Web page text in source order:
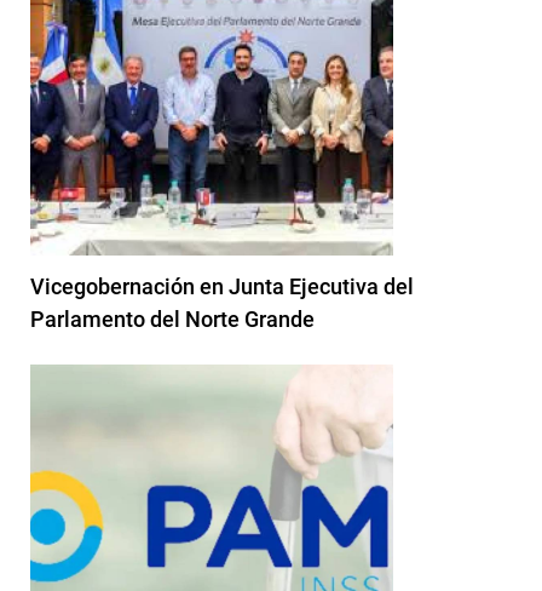
Vicegobernación en Junta Ejecutiva del
Parlamento del Norte Grande